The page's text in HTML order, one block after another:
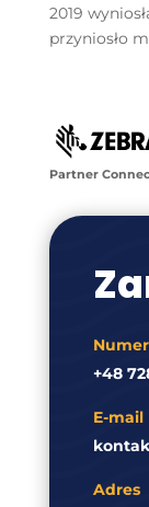
2019
przyniosło
Partner
+48
E-mail
Adres